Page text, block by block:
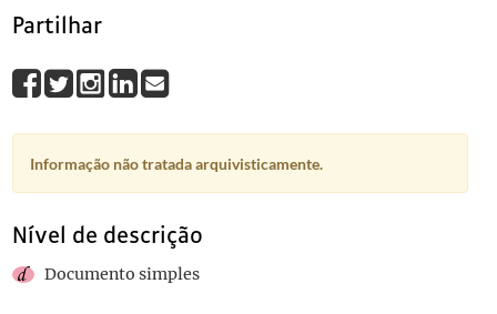
Partilhar
Informação não tratada arquivisticamente.
Nível de descrição
Documento simples